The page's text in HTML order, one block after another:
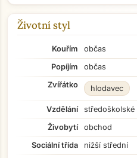
Životní styl
Kouřím
občas
Popíjím
občas
Zvířátko
hlodavec
Vzdělání
středoškolské
Živobytí
obchod
Sociální třída
nižší střední